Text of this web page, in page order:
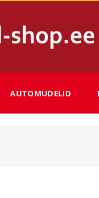
AUTOMUDELID